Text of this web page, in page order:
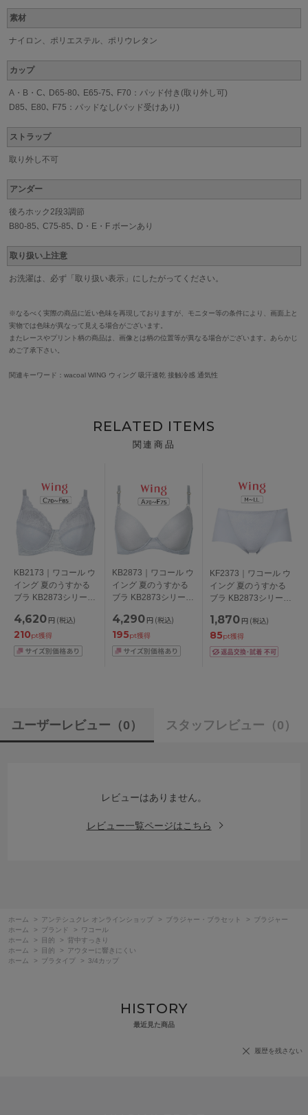
素材
ナイロン、ポリエステル、ポリウレタン
カップ
A・B・C､ D65-80､ E65-75､ F70：パッド付き(取り外し可)
D85､ E80､ F75：パッドなし(パッド受けあり)
ストラップ
取り外し不可
アンダー
後ろホック2段3調節
B80-85､ C75-85､ D・E・F ボーンあり
取り扱い上注意
お洗濯は、必ず「取り扱い表示」にしたがってください。
※なるべく実際の商品に近い色味を再現しておりますが、モニター等の条件により、画面上と
実物では色味が異なって見える場合がございます。
またレースやプリント柄の商品は、画像とは柄の位置等が異なる場合がございます。あらかじ
めご了承下さい。
関連キーワード：wacoal WING ウィング 吸汗速乾 接触冷感 通気性
RELATED ITEMS
関連商品
KB2173｜ワコール ウ
イング 夏のうすかる
ブラ KB2873シリーズ
ジャー単品 CDEFカッ
プ アンダー
70/75/80/85cm
4,620 円 (税込)
210pt獲得
KB2873｜ワコール ウ
イング 夏のうすかる
ブラ KB2873シリーズ
ABCDEFカップ アン
ダー
65/70/75/80/85cm
4,290 円 (税込)
195pt獲得
KF2373｜ワコール ウ
イング 夏のうすかる
ブラ KB2873シリーズ
1,870 円 (税込)
85pt獲得
ユーザーレビュー （0） スタッフレビュー （0）
レビューはありません。
レビュー一覧ページはこちら
ホーム > アンテシュクレ オンラインショップ > ブラジャー・ブラセット >
ブラジャー
ホーム
> ブランド >
ワコール
ホーム
> 目的 >
背中すっきり
ホーム
> 目的 >
アウターに響きにくい
ホーム
> ブラタイプ > 3/4カップ
HISTORY
最近見た商品
履歴を残さない